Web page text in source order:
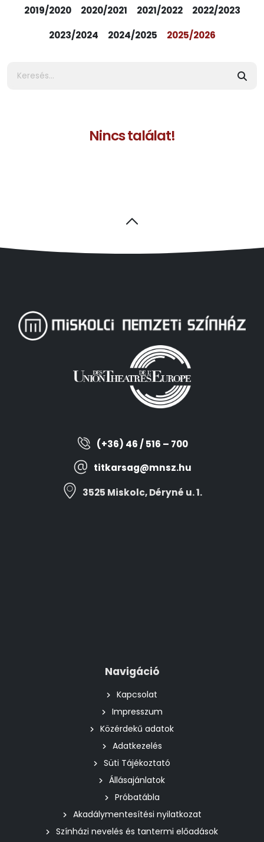
2019/2020
2020/2021 2021/2022
2022/2023
2023/2024
2024/2025 2025/2026
Nincs találat!
(+36) 46 / 516 – 700
titkarsag@mnsz.hu
3525 Miskolc, Déryné u. 1.
Navigáció
Kapcsolat
Impresszum
Közérdekű adatok
Adatkezelés
Süti Tájékoztató
Állásajánlatok
Próbatábla
Akadálymentesítési nyilatkozat
Színházi nevelés és tantermi előadások